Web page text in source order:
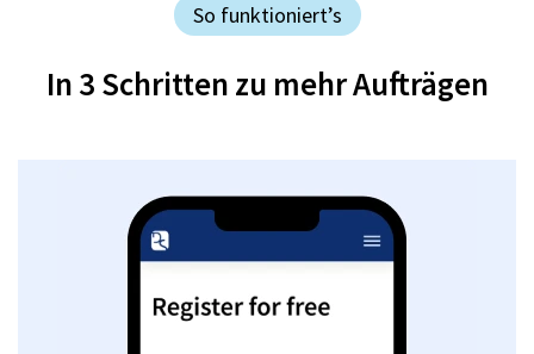
So funktioniert’s
In 3 Schritten zu mehr Aufträgen